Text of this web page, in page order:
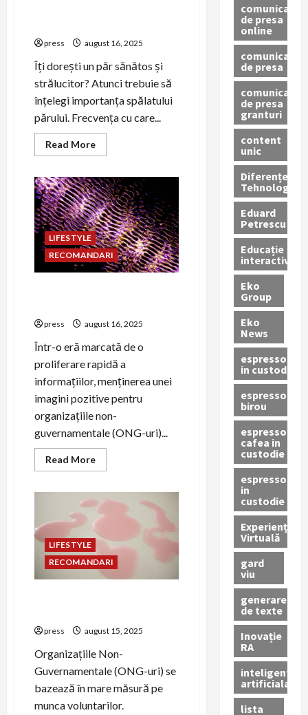
press august 16, 2025
Îți dorești un păr sănătos și
strălucitor? Atunci trebuie să
înțelegi importanța spălatului
părului. Frecvența cu care...
Read MoreRead
more
zilnic
pe
cap:
pro
sau
contra?
LIFESTYLE
RECOMANDARI
press august 16, 2025
Într-o eră marcată de o
proliferare rapidă a
informațiilor, menținerea unei
imagini pozitive pentru
organizațiile non-
guvernamentale (ONG-uri)...
Read MoreRead
more
combaterea
știrilor
false
despre
ONG-
uri
LIFESTYLE
RECOMANDARI
press august 15, 2025
Organizațiile Non-
Guvernamentale (ONG-uri) se
bazează în mare măsură pe
munca voluntarilor.
comunicat
de presa
online
comunicate
de presa
comunicate
de presa
granturi
content
unic
Diferențe
Tehnologice
Eduard
Petrescu
Educație
interactivă
Eko
Group
Eko
News
espressoare
in custodie
espressor
birou
espressor
cafea in
custodie
espressor
in
custodie
Experiență
Virtuală
gard
viu
generare
de texte
Inovație
RA
inteligenta
artificiala
lista